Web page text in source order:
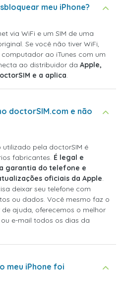
meu iPhone?
via WiFi e um SIM de uma
Se você não tiver WiFi,
ao iTunes com um
ao distribuidor da Apple,
e a aplica.
doctorSIM.com e não
pela doctorSIM é
fabricantes. É legal e
garantia do telefone e
oficiais da Apple.
deixar seu telefone com
ou dados. Você mesmo faz o
ajuda, oferecemos o melhor
e-mail todos os dias da
meu iPhone foi